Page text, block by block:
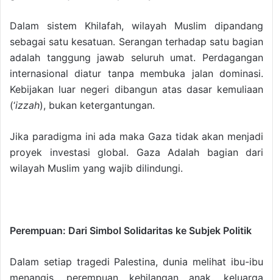
Dalam sistem Khilafah, wilayah Muslim dipandang
sebagai satu kesatuan. Serangan terhadap satu bagian
adalah tanggung jawab seluruh umat. Perdagangan
internasional diatur tanpa membuka jalan dominasi.
Kebijakan luar negeri dibangun atas dasar kemuliaan
(‘izzah), bukan ketergantungan.
Jika paradigma ini ada maka Gaza tidak akan menjadi
proyek investasi global. Gaza Adalah bagian dari
wilayah Muslim yang wajib dilindungi.
Perempuan: Dari Simbol Solidaritas ke Subjek Politik
Dalam setiap tragedi Palestina, dunia melihat ibu-ibu